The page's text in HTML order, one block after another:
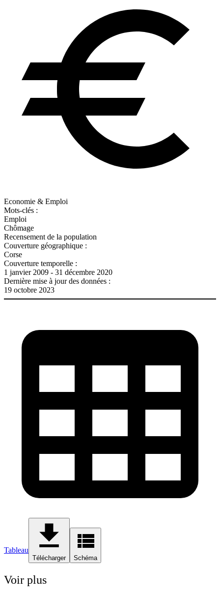
Economie & Emploi
Mots-clés :
Emploi
Chômage
Recensement de la population
Couverture géographique :
Corse
Couverture temporelle :
1 janvier 2009 - 31 décembre 2020
Dernière mise à jour des données :
19 octobre 2023
Tableau
Télécharger Schéma
Voir plus